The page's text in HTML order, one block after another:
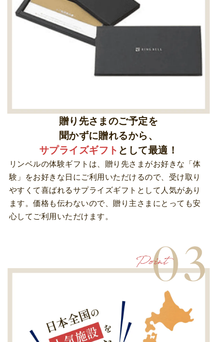
贈り先さまのご予定を
聞かずに贈れるから、
サプライズギフト として最適！
リンベルの体験ギフトは、贈り先さまがお好きな「体
験」をお好きな日にご利用いただけるので、受け取り
やすくて喜ばれるサプライズギフトとして人気があり
ます。価格も伝わないので、贈り主さまにとっても安
心してご利用いただけます。